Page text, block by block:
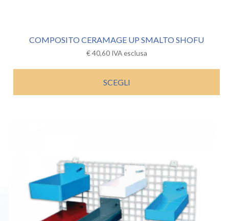
COMPOSITO CERAMAGE UP SMALTO SHOFU
€40,60 IVA esclusa
SCEGLI